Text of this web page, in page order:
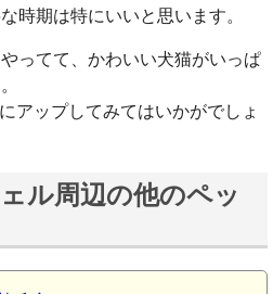
時期は特にいいと思います。
ってて、かわいい犬猫がいっぱ
アップしてみてはいかがでしょ
ル周辺の他のペッ